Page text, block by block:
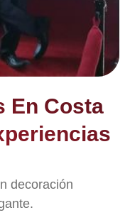
En Costa
decoración